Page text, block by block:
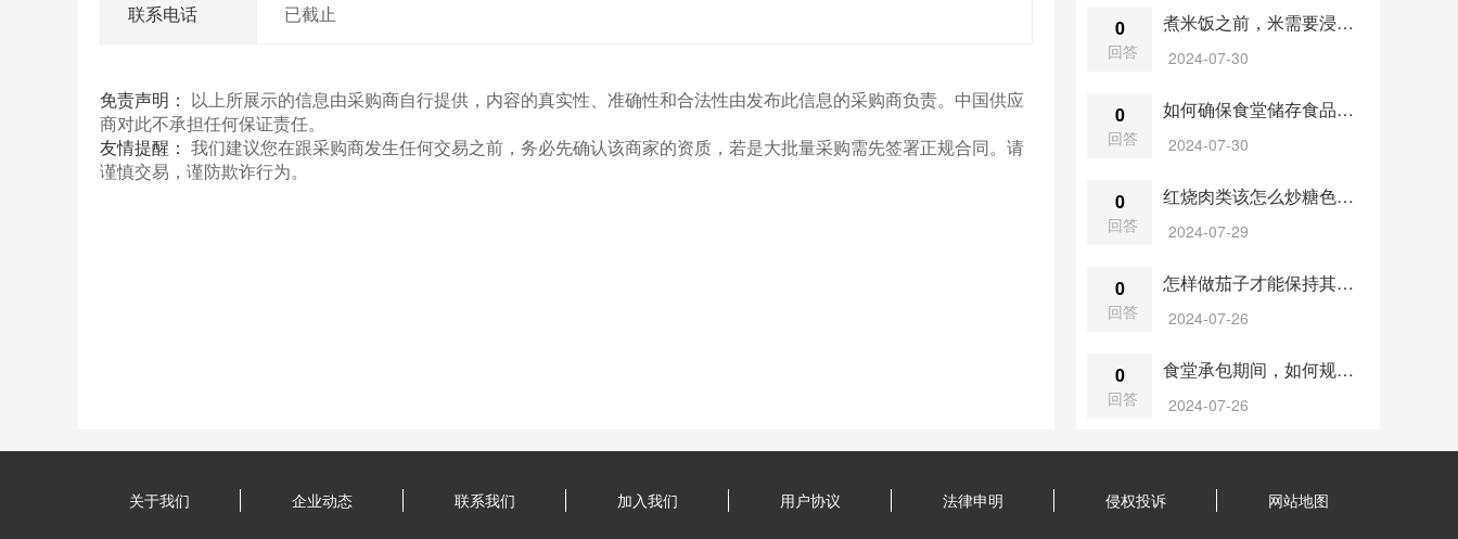
联系电话 已截止
免责声明： 以上所展示的信息由采购商自行提供，内容的真实性、准确性和合法性由发布此信息的采购商负责。中国供应
商对此不承担任何保证责任。
友情提醒： 我们建议您在跟采购商发生任何交易之前，务必先确认该商家的资质，若是大批量采购需先签署正规合同。请
谨慎交易，谨防欺诈行为。
0
回答
煮米饭之前，米需要浸泡吗？
2024-07-30
0
回答
如何确保食堂储存食品的卫生条件？
2024-07-30
0
回答
红烧肉类该怎么炒糖色？糖的量有没有什么要求？
2024-07-29
0
回答
怎样做茄子才能保持其鲜艳色泽？
2024-07-26
0
回答
食堂承包期间，如何规划食堂的设施更新和环境改善？
2024-07-26
关于我们 企业动态 联系我们 加入我们 用户协议 法律申明 侵权投诉 网站地图